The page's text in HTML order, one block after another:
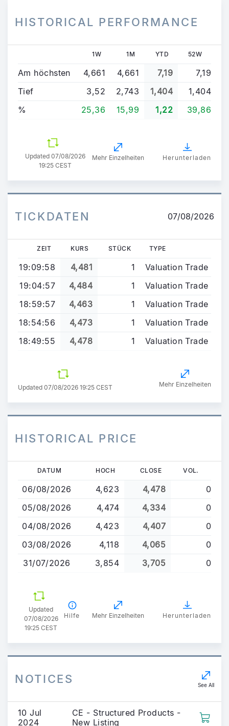
HISTORICAL PERFORMANCE
1W 1M YTD 52W
Am höchsten 4,661 4,661 7,19
7,19
Tief
3,52 2,743 1,404
1,404
%
25,36 15,99 1,22 39,86
Updated 07/08/2026
19:25 CEST
Mehr Einzelheiten Herunterladen
TICKDATEN 07/08/2026
ZEIT KURS STÜCK TYPE
19:09:58 4,481 1
Valuation Trade
19:04:57
4,484 1
Valuation Trade
18:59:57
4,463 1
Valuation Trade
18:54:56
4,473 1
Valuation Trade
18:49:55
4,478 1 Valuation Trade
Updated 07/08/2026 19:25 CEST Mehr Einzelheiten
HISTORICAL PRICE
Direkt
Inhalt
DATUM HOCH CLOSE VOL.
06/08/2026 4,623 4,478
0
05/08/2026
4,474 4,334
0
04/08/2026
4,423 4,407
0
03/08/2026
4,118 4,065
0
31/07/2026
3,854 3,705 0
Updated
07/08/2026
19:25 CEST
Hilfe Mehr Einzelheiten Herunterladen
NOTICES See All
10 Jul
2024
CE - Structured Products -
New Listing